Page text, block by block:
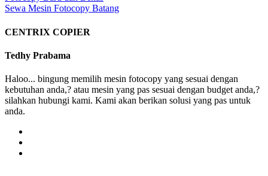
navigation
Sewa Mesin Fotocopy Batang
CENTRIX COPIER
Tedhy Prabama
Haloo... bingung memilih mesin fotocopy yang sesuai dengan
kebutuhan anda,? atau mesin yang pas sesuai dengan budget anda,?
silahkan hubungi kami. Kami akan berikan solusi yang pas untuk
anda.